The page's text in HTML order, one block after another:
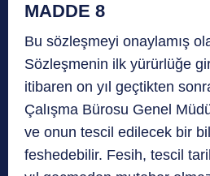
MADDE 8
Bu sözleşmeyi onaylamış
Sözleşmenin ilk yürürlüğe
itibaren on yıl geçtikten
Çalışma Bürosu Genel
ve onun tescil edilecek bir
feshedebilir. Fesih, tescil